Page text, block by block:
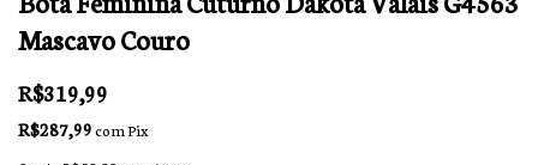
Mascavo Couro
R$319,99
R$287,99comPix